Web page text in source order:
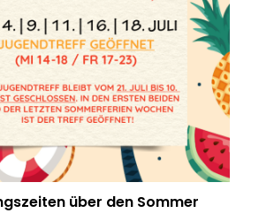
über den Sommer